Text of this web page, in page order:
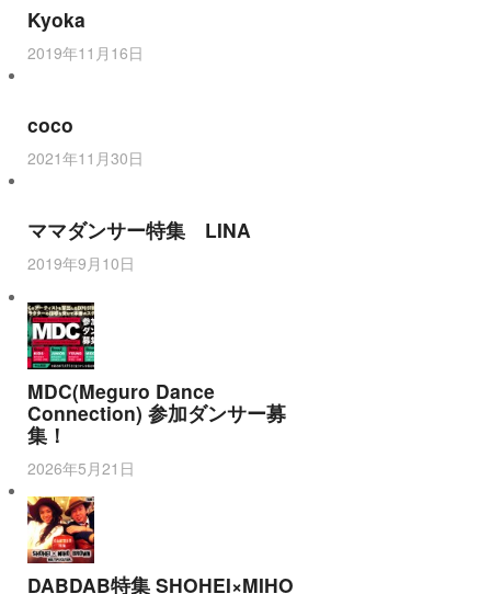
Kyoka
2019年11月16日
coco
2021年11月30日
ママダンサー特集 LINA
2019年9月10日
MDC(Meguro Dance
Connection) 参加ダンサー募
集！
2026年5月21日
DABDAB特集 SHOHEI×MIHO